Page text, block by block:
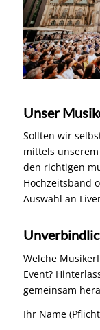
Unser
Sollten wir
mittels
den richtigen
Hochzeitsband
Auswahl an
Welche
Event?
gemeinsam
Ihr Name